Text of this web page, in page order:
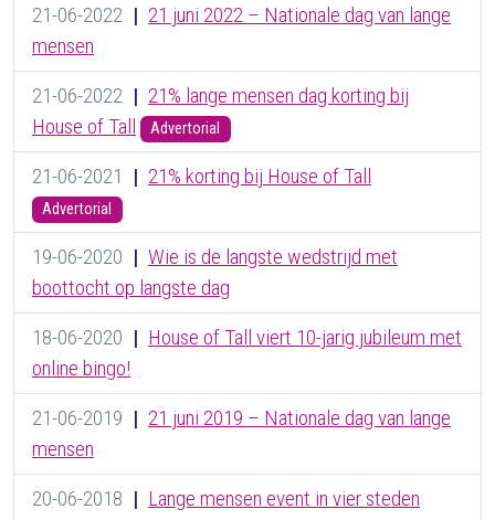
21-06-2022 | 21 juni 2022 – Nationale dag van lange
mensen
21-06-2022 | 21% lange mensen dag korting bij
House of Tall
Advertorial
21-06-2021 | 21% korting bij House of Tall
Advertorial
19-06-2020 | Wie is de langste wedstrijd met
boottocht op langste dag
18-06-2020 | House of Tall viert 10-jarig jubileum met
online bingo!
21-06-2019 | 21 juni 2019 – Nationale dag van lange
mensen
20-06-2018 | Lange mensen event in vier steden